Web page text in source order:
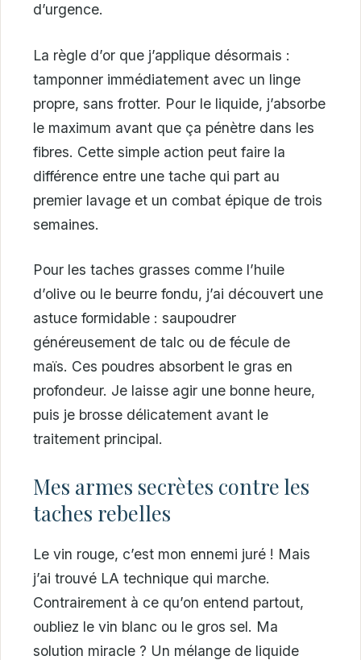
d’urgence.
La règle d’or que j’applique désormais :
tamponner immédiatement avec un linge
propre, sans frotter. Pour le liquide, j’absorbe
le maximum avant que ça pénètre dans les
fibres. Cette simple action peut faire la
différence entre une tache qui part au
premier lavage et un combat épique de trois
semaines.
Pour les taches grasses comme l’huile
d’olive ou le beurre fondu, j’ai découvert une
astuce formidable : saupoudrer
généreusement de talc ou de fécule de
maïs. Ces poudres absorbent le gras en
profondeur. Je laisse agir une bonne heure,
puis je brosse délicatement avant le
traitement principal.
Mes armes secrètes contre les
taches rebelles
Le vin rouge, c’est mon ennemi juré ! Mais
j’ai trouvé LA technique qui marche.
Contrairement à ce qu’on entend partout,
oubliez le vin blanc ou le gros sel. Ma
solution miracle ? Un mélange de liquide